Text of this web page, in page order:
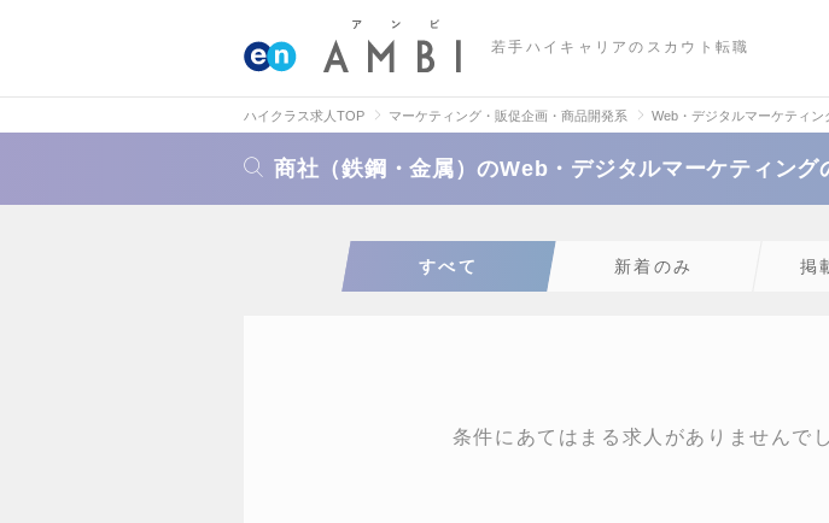
若手ハイキャリアのスカウト転職
ハイクラス求人TOP マーケティング・販促企画・商品開発系 Web・デジタルマーケティン
商社（鉄鋼・金属）のWeb・デジタルマーケティング
すべて 新着のみ 掲
条件にあてはまる求人がありませんで